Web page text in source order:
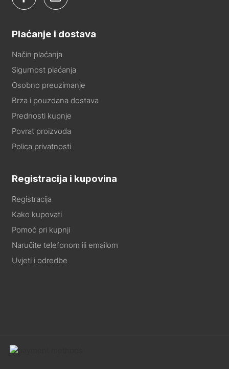
Plaćanje i dostava
Način plaćanja
Sigurnost plaćanja
Osobno preuzimanje
Brza i pouzdana dostava
Prednosti kupnje
Povrat proizvoda
Polica privatnosti
Registracija i kupovina
Registracija
Kako kupovati
Pomoć pri kupnji
Naručite telefonom ili emailom
Uvjeti i odredbe